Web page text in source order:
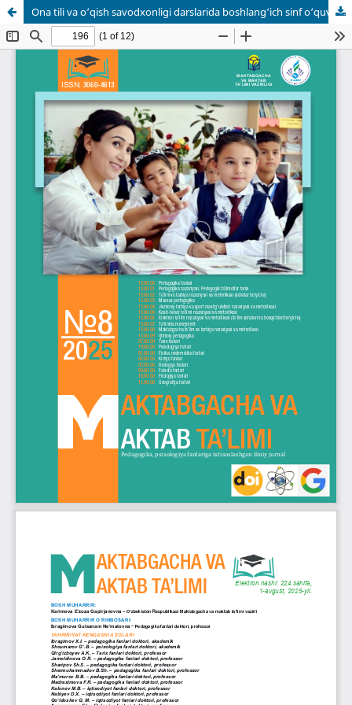
Ona tili va o‘qish savodxonligi darslarida boshlang‘ich sinf o‘quvchilarining nutqini takomillashtirish